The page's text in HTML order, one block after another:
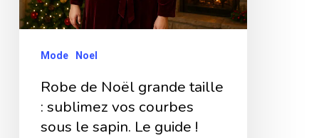
sublimez
sous
Mode Noel
Robe de Noël grande taille
: sublimez vos courbes
sous le sapin. Le guide !